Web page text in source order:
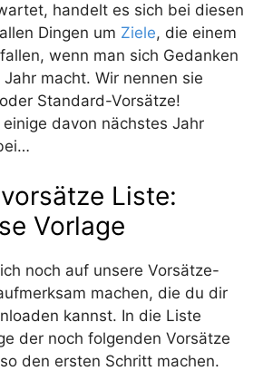
handelt es sich bei diesen
Dingen um Ziele, die einem
wenn man sich Gedanken
macht. Wir nennen sie
Standard-Vorsätze!
davon nächstes Jahr
Liste:
Vorlage
noch auf unsere Vorsätze-
machen, die du dir
kannst. In die Liste
der noch folgenden Vorsätze
den ersten Schritt machen.